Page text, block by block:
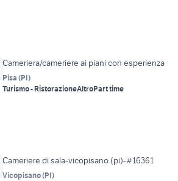
Cameriera/cameriere ai piani con esperienza
Pisa (PI)
Turismo - RistorazioneAltroPart time
Cameriere di sala-vicopisano (pi)-#16361
Vicopisano(PI)